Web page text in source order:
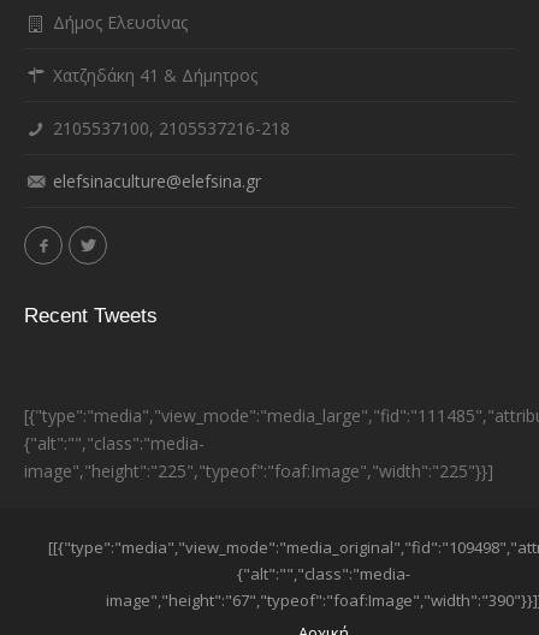
Δήμος Ελευσίνας
Χατζηδάκη 41 & Δήμητρος
2105537100, 2105537216-218
elefsinaculture@elefsina.gr
Recent Tweets
{"alt":"","class":"media-
image","height":"225","typeof":"foaf:Image","width":"225"}}]
ESPA BANNER
{"alt":"","class":"media-